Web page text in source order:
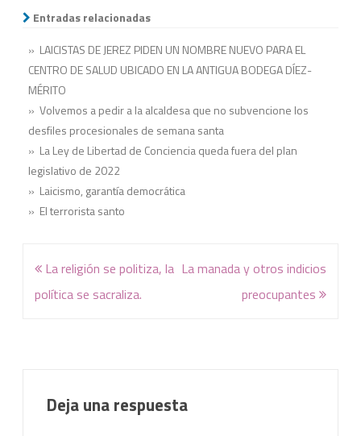
Entradas relacionadas
» LAICISTAS DE JEREZ PIDEN UN NOMBRE NUEVO PARA EL
CENTRO DE SALUD UBICADO EN LA ANTIGUA BODEGA DÍEZ-
MÉRITO
» Volvemos a pedir a la alcaldesa que no subvencione los
desfiles procesionales de semana santa
» La Ley de Libertad de Conciencia queda fuera del plan
legislativo de 2022
» Laicismo, garantía democrática
» El terrorista santo
Navegación
de
La religión se politiza, la
política se sacraliza.
La manada y otros indicios
preocupantes
Deja una respuesta